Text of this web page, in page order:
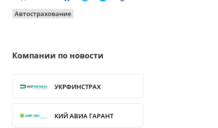
Автострахование
Компании по новости
УКРФИНСТРАХ
КИЙ АВИА ГАРАНТ